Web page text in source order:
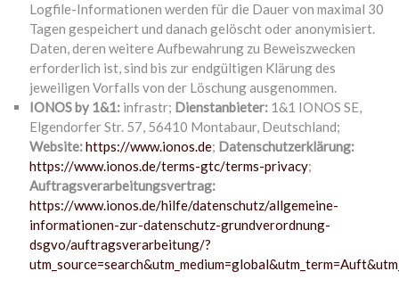
Logfile-Informationen werden für die Dauer von maximal 30
Tagen gespeichert und danach gelöscht oder anonymisiert.
Daten, deren weitere Aufbewahrung zu Beweiszwecken
erforderlich ist, sind bis zur endgültigen Klärung des
jeweiligen Vorfalls von der Löschung ausgenommen.
IONOS by 1&1: infrastr; Dienstanbieter: 1&1 IONOS SE,
Elgendorfer Str. 57, 56410 Montabaur, Deutschland;
Website:https://www.ionos.de; Datenschutzerklärung:
https://www.ionos.de/terms-gtc/terms-privacy;
Auftragsverarbeitungsvertrag:
https://www.ionos.de/hilfe/datenschutz/allgemeine-
informationen-zur-datenschutz-grundverordnung-
dsgvo/auftragsverarbeitung/?